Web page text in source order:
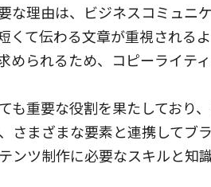
な理由は、ビジネスコミュ
くて伝わる文章が重視される
られるため、コピーライテ
も重要な役割を果たしており
さまざまな要素と連携して
ツ制作に必要なスキルと知